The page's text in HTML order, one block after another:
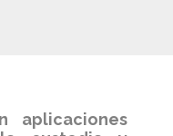
aplicaciones